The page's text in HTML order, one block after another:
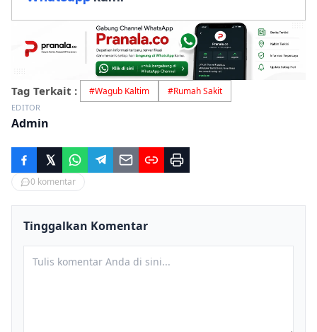
Tag Terkait : #Wagub Kaltim #Rumah Sakit
EDITOR
Admin
0 komentar
Tinggalkan Komentar